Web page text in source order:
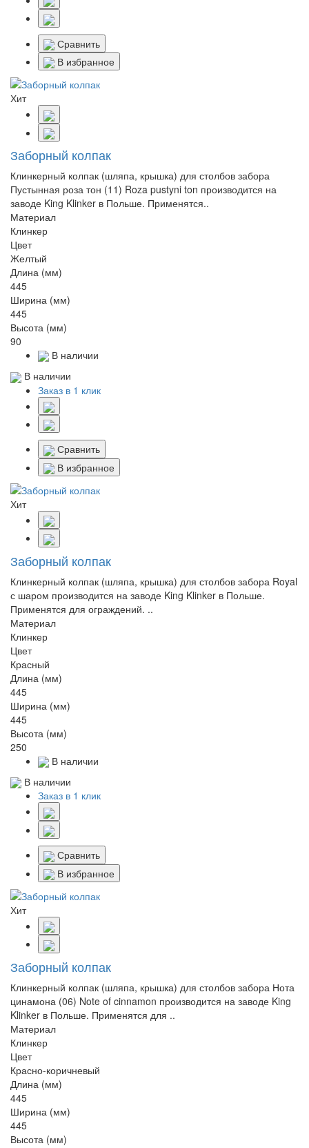
Сравнить
В избранное
Хит
Заборный колпак
Клинкерный колпак (шляпа, крышка) для столбов забора
Пустынная роза тон (11) Roza pustyni ton производится на
заводе King Klinker в Польше. Применятся..
Материал
Клинкер
Цвет
Желтый
Длина (мм)
445
Ширина (мм)
445
Высота (мм)
90
В наличии
В наличии
Заказ в 1 клик
Сравнить
В избранное
Хит
Заборный колпак
Клинкерный колпак (шляпа, крышка) для столбов забора Royal
с шаром производится на заводе King Klinker в Польше.
Применятся для ограждений. ..
Материал
Клинкер
Цвет
Красный
Длина (мм)
445
Ширина (мм)
445
Высота (мм)
250
В наличии
В наличии
Заказ в 1 клик
Сравнить
В избранное
Хит
Заборный колпак
Клинкерный колпак (шляпа, крышка) для столбов забора Нота
цинамона (06) Note of cinnamon производится на заводе King
Klinker в Польше. Применятся для ..
Материал
Клинкер
Цвет
Красно-коричневый
Длина (мм)
445
Ширина (мм)
445
Высота (мм)